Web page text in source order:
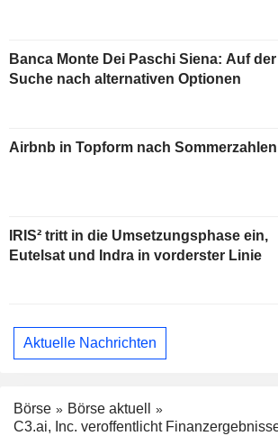
Banca Monte Dei Paschi Siena: Auf der
Suche nach alternativen Optionen
Airbnb in Topform nach Sommerzahlen
IRIS² tritt in die Umsetzungsphase ein,
Eutelsat und Indra in vorderster Linie
Aktuelle Nachrichten
Börse
Börse aktuell
C3.ai, Inc. veroffentlicht